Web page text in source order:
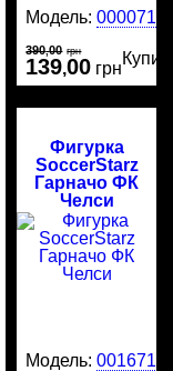
Модель:00007184
390,00 грн
139,00 грн
Купить
Фигурка
SoccerStarz
Гарначо ФК
Челси
Модель:0016715